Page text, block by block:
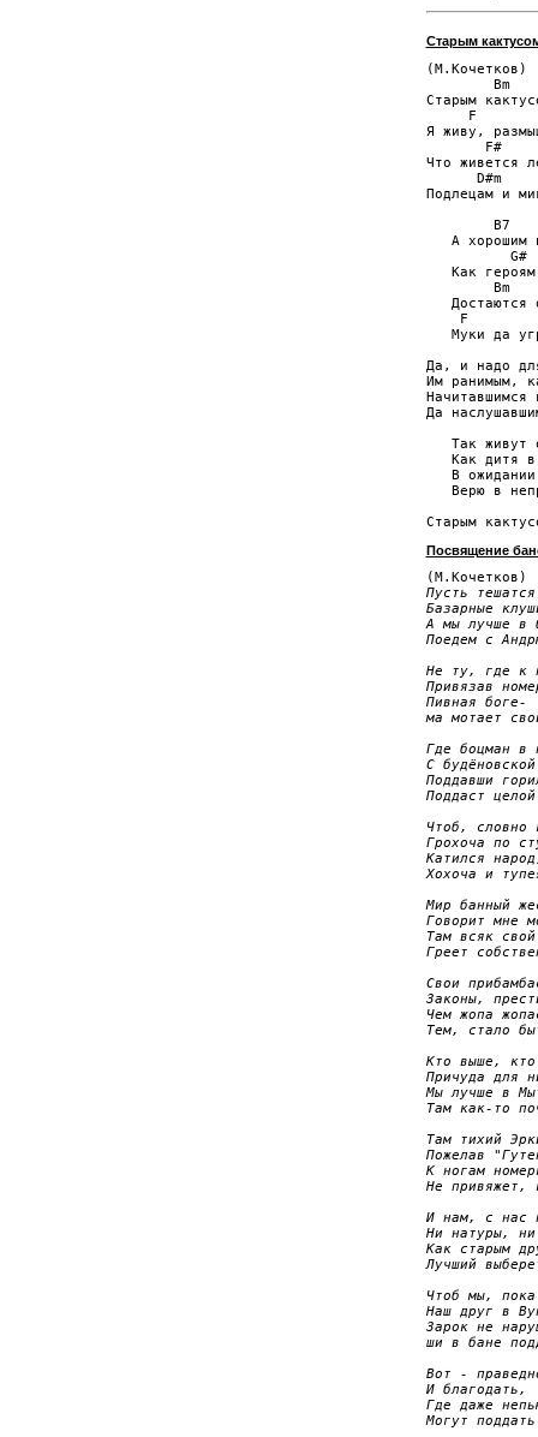
Старым
(М.Кочетков)
Bm
Старым
F
Я живу,
F#
Что живется
D#m
Подлецам и
B7
А хорошим
G#
Как
Bm
Достаются
F
Муки да
Да, и надо
Им ранимым,
Начитавшимся
Да
Так живут
Как дитя
В
Верю в
Посвящение
Пусть
Базарные
А мы лучше в
Поедем с
Не ту, где к
Привязав
Пивная боге-
ма мотает
Где боцман в
С
Поддавши
Поддаст
Чтоб, словно
Грохоча по
Катился
Хохоча и
Мир банный
Говорит мне
Там всяк
Греет
Свои
Законы,
Чем жопа
Тем, стало
Кто выше, кто
Причуда для
Мы лучше в
Там как-то
Там тихий
Пожелав
К ногам
Не привяжет,
И нам, с нас
Ни натуры,
Как старым
Лучший
Чтоб мы,
Наш друг в
Зарок не
ши в бане
Вот -
И благодать,
Где даже
Могут